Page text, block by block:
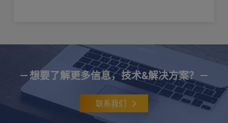
想要了解更多信息，技术&解决方案？
联系我们